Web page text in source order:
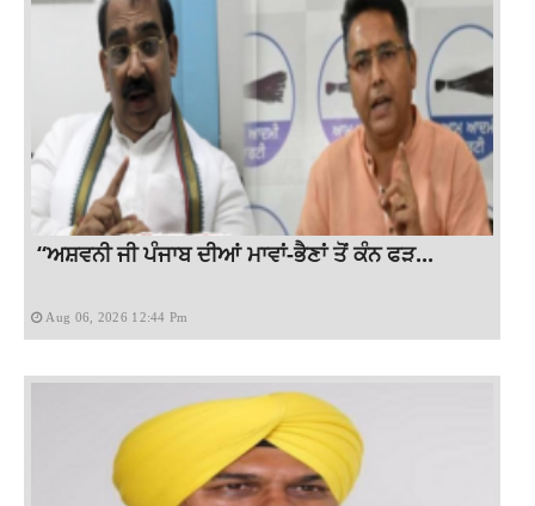
“ਅਸ਼ਵਨੀ ਜੀ ਪੰਜਾਬ ਦੀਆਂ ਮਾਵਾਂ-ਭੈਣਾਂ ਤੋਂ ਕੰਨ ਫੜ...
Aug 06, 2026 12:44 Pm